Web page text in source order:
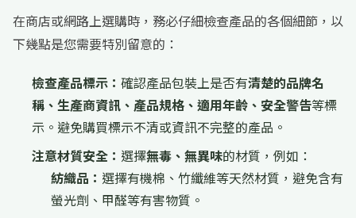
在商店或網路上選購時，務必仔細檢查產品的各個細節，以
下幾點是您需要特別留意的：
檢查產品標示： 確認產品包裝上是否有清楚的品牌名
稱、生產商資訊、產品規格、適用年齡、安全警告等標
示。避免購買標示不清或資訊不完整的產品。
注意材質安全： 選擇無毒、無異味的材質，例如：
紡織品： 選擇有機棉、竹纖維等天然材質，避免含有
螢光劑、甲醛等有害物質。